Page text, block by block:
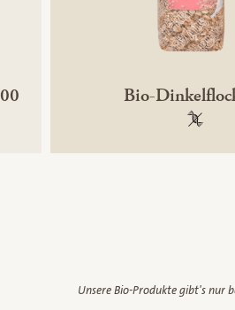
Bio-
100 %
Unsere Bio-Produkte gibt's nur